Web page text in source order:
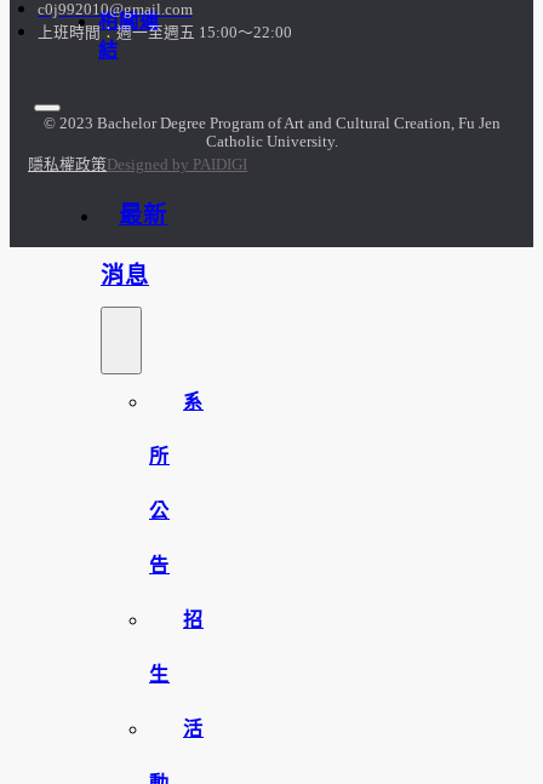
相關連
結
最新
消息
系
所
公
告
招
生
活
c0j992010@gmail.com
上班時間：週一至週五 15:00～22:00
© 2023 Bachelor Degree Program of Art and Cultural Creation, Fu Jen
Catholic University.
隱私權政策 Designed by PAIDIGI